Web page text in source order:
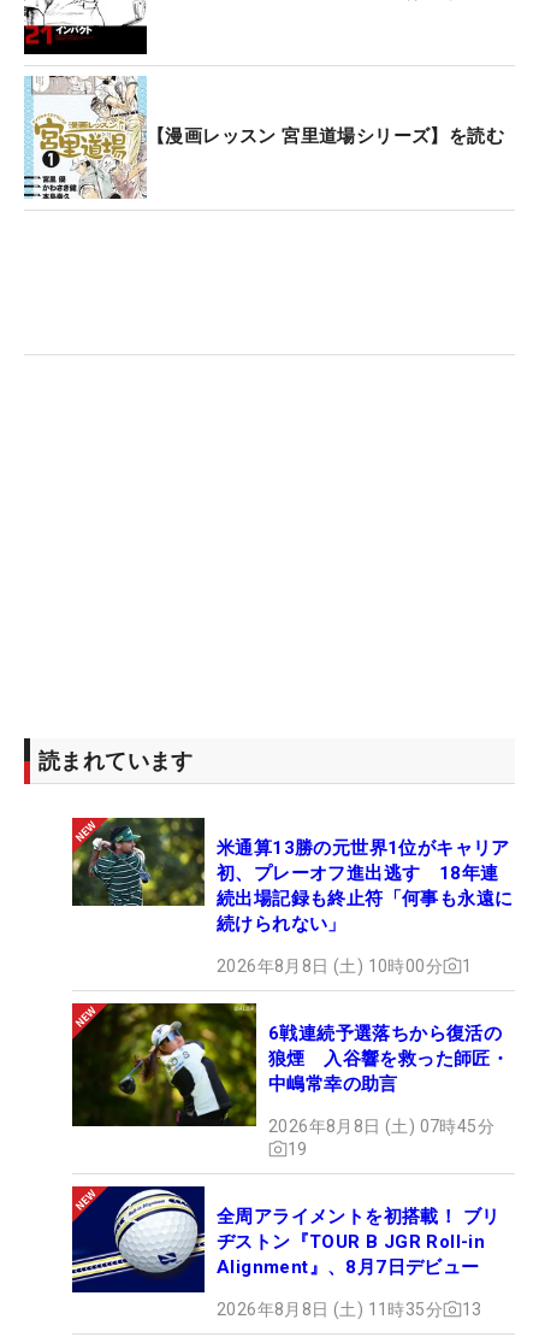
【漫画レッスン 宮里道場シリーズ】を読む
読まれています
米通算13勝の元世界1位がキャリア
初、プレーオフ進出逃す 18年連
続出場記録も終止符「何事も永遠に
続けられない」
2026年8月8日 (土) 10時00分 1
6戦連続予選落ちから復活の
狼煙 入谷響を救った師匠・
中嶋常幸の助言
2026年8月8日 (土) 07時45分
19
全周アライメントを初搭載！ ブリ
ヂストン『TOUR B JGR Roll-in
Alignment』、8月7日デビュー
2026年8月8日 (土) 11時35分 13